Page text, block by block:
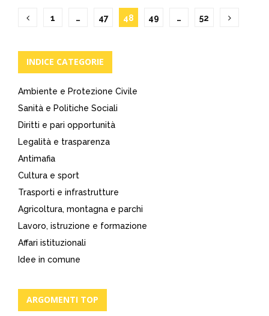
Paginazione
articoli
1 … 47 48 49 … 52
INDICE CATEGORIE
Ambiente e Protezione Civile
Sanità e Politiche Sociali
Diritti e pari opportunità
Legalità e trasparenza
Antimafia
Cultura e sport
Trasporti e infrastrutture
Agricoltura, montagna e parchi
Lavoro, istruzione e formazione
Affari istituzionali
Idee in comune
ARGOMENTI TOP